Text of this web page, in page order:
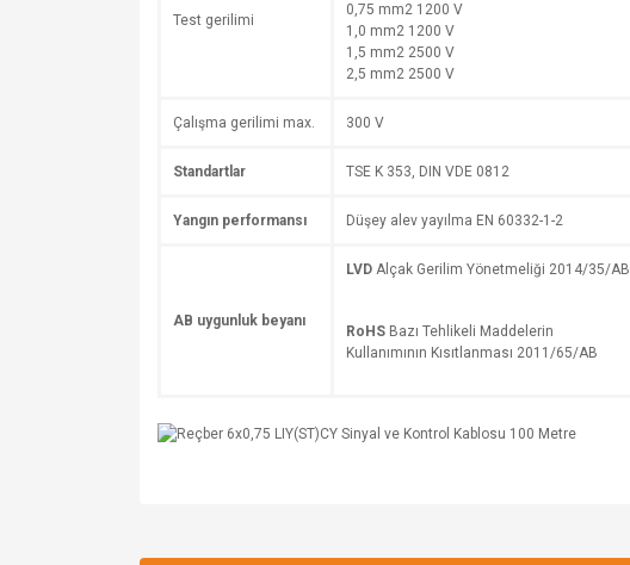
Test gerilimi
0,75 mm2 1200 V
1,0 mm2 1200 V
1,5 mm2 2500 V
2,5 mm2 2500 V
Çalışma gerilimi max. 300 V
Standartlar TSE K 353, DIN VDE 0812
Yangın performansı Düşey alev yayılma EN 60332-1-2
AB uygunluk beyanı
LVD Alçak Gerilim Yönetmeliği 2014/35/AB
RoHS Bazı Tehlikeli Maddelerin
Kullanımının Kısıtlanması 2011/65/AB